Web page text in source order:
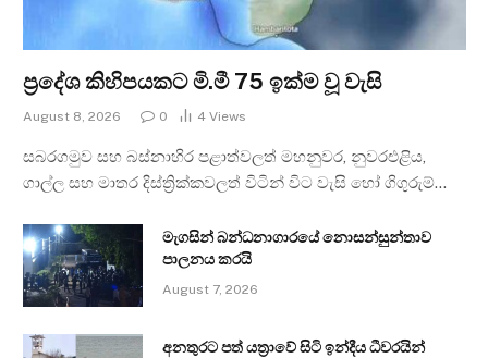
ප්‍රදේශ කිහිපයකට මි.මී 75 ඉක්ම වූ වැසි
August 8, 2026 0 4 Views
සබරගමුව සහ බස්නාහිර පළාත්වලත් මහනුවර, නුවරඑළිය,
ගාල්ල සහ මාතර දිස්ත්‍රික්කවලත් විටින් විට වැසි හෝ ගිගුරුම්…
මැගසින් බන්ධනාගාරයේ නොසන්සුන්තාව
පාලනය කරයි
August 7, 2026
අනතුරට පත් යත්‍රාවේ සිටි ඉන්දීය ධීවරයින්